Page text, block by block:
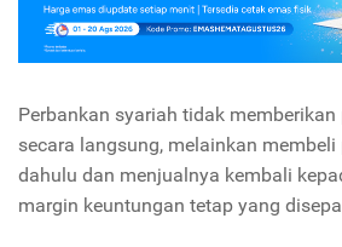
Perbankan syariah tidak
secara langsung, melainkan membeli
dahulu dan menjualnya kembali
margin keuntungan tetap yang